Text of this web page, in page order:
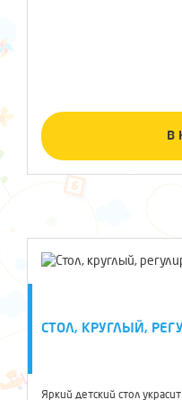
В
СТОЛ, КРУГЛЫЙ,
Яркий детский стол